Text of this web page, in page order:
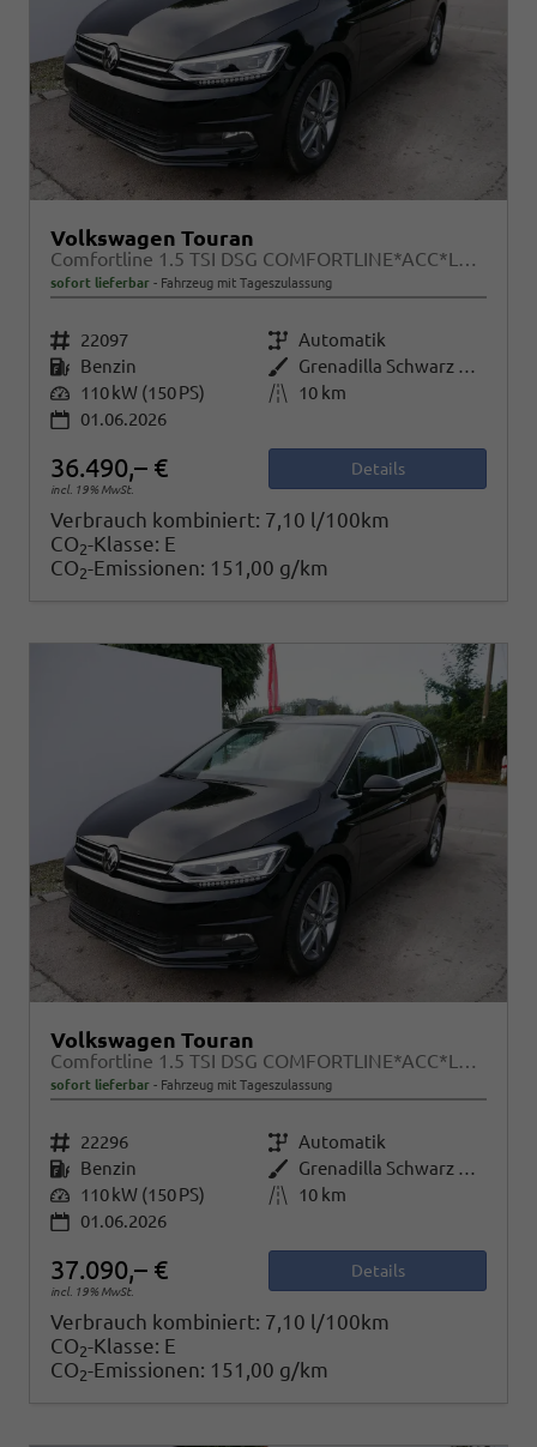
Volkswagen Touran
Comfortline 1.5 TSI DSG COMFORTLINE*ACC*LED*PDC*KAMERA*NAVI*SHZ* 7-SITZER 17-ZOLL
sofort lieferbar Fahrzeug mit Tageszulassung
Fahrzeugnr. 22097 Getriebe Automatik
Kraftstoff Benzin Außenfarbe
Grenadilla Schwarz Metallic
Leistung 110 kW (150 PS) Kilometerstand
10 km
01.06.2026
36.490,– €
incl. 19% MwSt.
Details
Verbrauch kombiniert: 7,10 l/100km
CO2-Klasse: E
CO2-Emissionen: 151,00 g/km
Volkswagen Touran
Comfortline 1.5 TSI DSG COMFORTLINE*ACC*LED*PDC*KAMERA*NAVI*SHZ* 7-SITZER 17-ZOLL
sofort lieferbar Fahrzeug mit Tageszulassung
Fahrzeugnr. 22296 Getriebe Automatik
Kraftstoff Benzin Außenfarbe
Grenadilla Schwarz Metallic
Leistung 110 kW (150 PS) Kilometerstand
10 km
01.06.2026
37.090,– €
incl. 19% MwSt.
Details
Verbrauch kombiniert: 7,10 l/100km
CO2-Klasse: E
CO2-Emissionen: 151,00 g/km